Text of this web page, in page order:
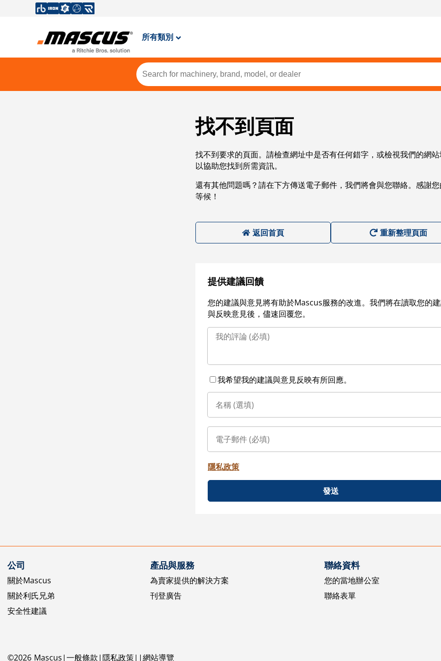
所有類別
找不到頁面
找不到要求的頁面。請檢查網址中是否有任何錯字，或檢視我們的網
以協助您找到所需資訊。
還有其他問題嗎？請在下方傳送電子郵件，我們將會與您聯絡。感謝
等候！
返回首頁 重新整理頁面
提供建議回饋
您的建議與意見將有助於Mascus服務的改進。我們將在讀取您的
與反映意見後，儘速回覆您。
我希望我的建議與意見反映有所回應。
隱私政策
發送
公司
關於Mascus
關於利氏兄弟
安全性建議
產品與服務
為賣家提供的解決方案
刊登廣告
聯絡資料
您的當地辦公室
聯絡表單
©2026 Mascus 一般條款 隱私政策 網站導覽